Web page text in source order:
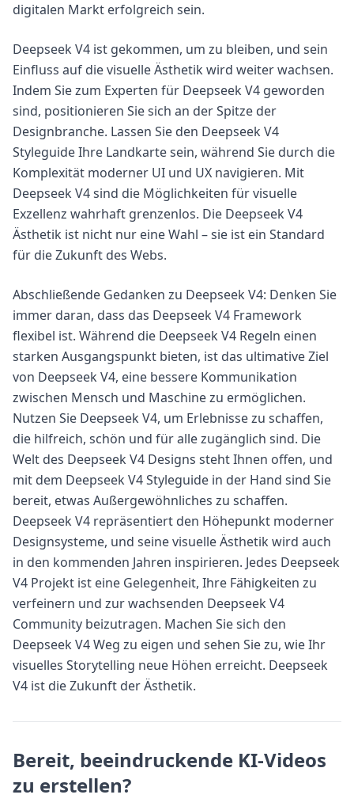
digitalen Markt erfolgreich sein.
Deepseek V4 ist gekommen, um zu bleiben, und sein
Einfluss auf die visuelle Ästhetik wird weiter wachsen.
Indem Sie zum Experten für Deepseek V4 geworden
sind, positionieren Sie sich an der Spitze der
Designbranche. Lassen Sie den Deepseek V4
Styleguide Ihre Landkarte sein, während Sie durch die
Komplexität moderner UI und UX navigieren. Mit
Deepseek V4 sind die Möglichkeiten für visuelle
Exzellenz wahrhaft grenzenlos. Die Deepseek V4
Ästhetik ist nicht nur eine Wahl – sie ist ein Standard
für die Zukunft des Webs.
Abschließende Gedanken zu Deepseek V4: Denken Sie
immer daran, dass das Deepseek V4 Framework
flexibel ist. Während die Deepseek V4 Regeln einen
starken Ausgangspunkt bieten, ist das ultimative Ziel
von Deepseek V4, eine bessere Kommunikation
zwischen Mensch und Maschine zu ermöglichen.
Nutzen Sie Deepseek V4, um Erlebnisse zu schaffen,
die hilfreich, schön und für alle zugänglich sind. Die
Welt des Deepseek V4 Designs steht Ihnen offen, und
mit dem Deepseek V4 Styleguide in der Hand sind Sie
bereit, etwas Außergewöhnliches zu schaffen.
Deepseek V4 repräsentiert den Höhepunkt moderner
Designsysteme, und seine visuelle Ästhetik wird auch
in den kommenden Jahren inspirieren. Jedes Deepseek
V4 Projekt ist eine Gelegenheit, Ihre Fähigkeiten zu
verfeinern und zur wachsenden Deepseek V4
Community beizutragen. Machen Sie sich den
Deepseek V4 Weg zu eigen und sehen Sie zu, wie Ihr
visuelles Storytelling neue Höhen erreicht. Deepseek
V4 ist die Zukunft der Ästhetik.
Bereit, beeindruckende KI-Videos
zu erstellen?